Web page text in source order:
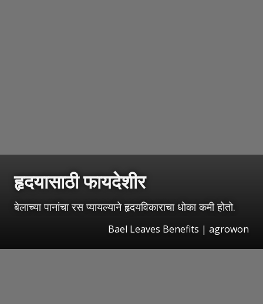
हृदयासाठी फायदेशीर
बेलाच्या पानांचा रस प्यायल्याने हृदयविकाराचा धोका कमी होतो.
Bael Leaves Benefits | agrowon